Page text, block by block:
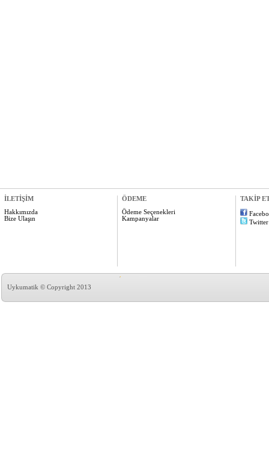
İLETİŞİM
Hakkımızda
Bize Ulaşın
ÖDEME
Ödeme Seçenekleri
Kampanyalar
TAKİP
Twitter
Uykumatik © Copyright 2013